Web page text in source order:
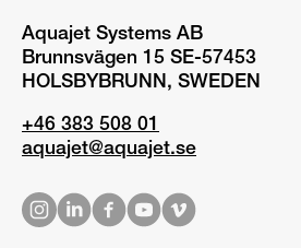
Aquajet Systems AB
Brunnsvägen 15 SE-57453
HOLSBYBRUNN, SWEDEN
+46 383 508 01
aquajet@aquajet.se